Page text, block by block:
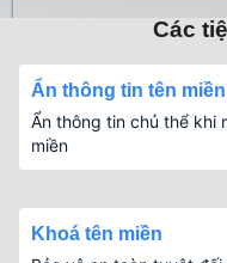
Các
Ẩn thông tin tên miền
Ẩn thông tin chủ thể khi
miền
Khoá tên miền